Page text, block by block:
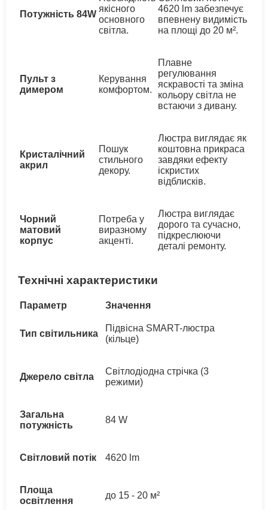
Потужність 84W
якісного
основного
світла.
4620 lm забезпечує
впевнену видимість
на площі до 20 м².
Пульт з
димером
Керування
комфортом.
Плавне
регулювання
яскравості та зміна
кольору світла не
встаючи з дивану.
Кристалічний
акрил
Пошук
стильного
декору.
Люстра виглядає як
коштовна прикраса
завдяки ефекту
іскристих
відблисків.
Чорний
матовий
корпус
Потреба у
виразному
акценті.
Люстра виглядає
дорого та сучасно,
підкреслюючи
деталі ремонту.
Технічні характеристики
Параметр Значення
Тип світильника
Підвісна SMART-люстра
(кільце)
Джерело світла
Світлодіодна стрічка (3
режими)
Загальна
потужність
84 W
Світловий потік 4620 lm
Площа
освітлення
до 15 - 20 м²